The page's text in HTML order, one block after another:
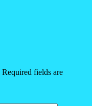
Required fields are